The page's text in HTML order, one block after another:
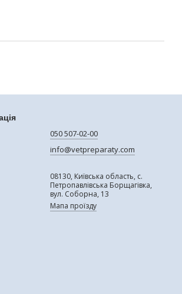
050 507-02-00
info@vetpreparaty.com
08130, Київська область, с.
Петропавлівська Борщагівка,
вул. Соборна, 13
Мапа проїзду